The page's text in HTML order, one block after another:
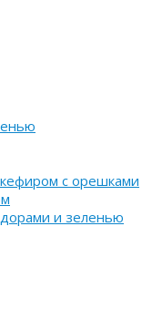
с орешками
и зеленью